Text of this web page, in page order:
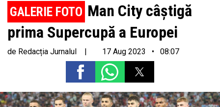
Man City câștigă
prima Supercupă a Europei
de Redacția Jurnalul | 17 Aug 2023 • 08:07